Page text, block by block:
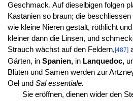
Geschmack. Auf dieselbigen folgen
Kastanien so braun; die
wie kleine Nieren gestalt, röthlicht
kleiner dann die Linsen, und
Strauch wächst auf den Feldern, [487]
Gärten, in Spanien,in Lanquedoc,
Blüten und Samen werden zur
Oel und Sal essentiale.
Sie eröffnen, dienen wider den